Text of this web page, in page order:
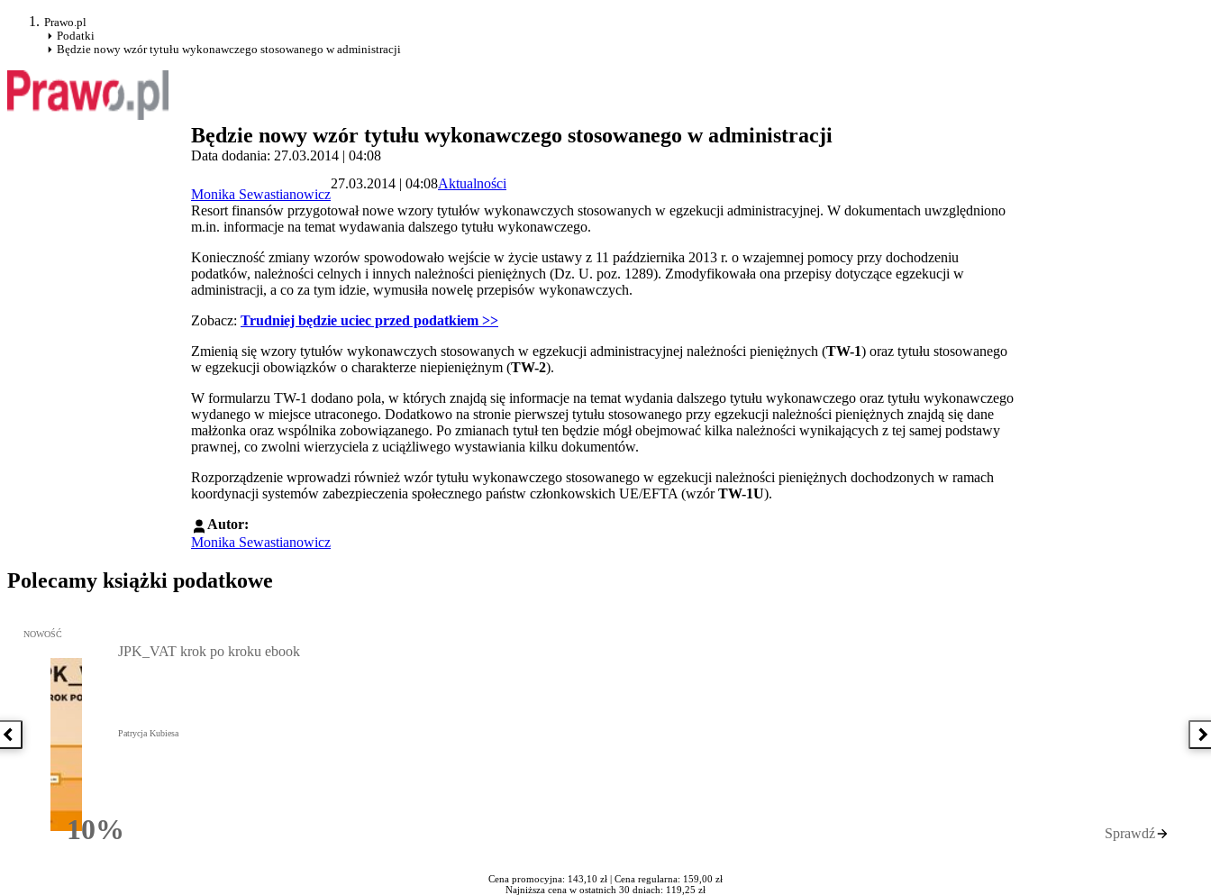
Prawo.pl
Podatki
Będzie nowy wzór tytułu wykonawczego stosowanego w administracji
Będzie nowy wzór tytułu wykonawczego stosowanego w administracji
Data dodania: 27.03.2014 | 04:08
Monika Sewastianowicz
27.03.2014 | 04:08Aktualności
Resort finansów przygotował nowe wzory tytułów wykonawczych stosowanych w egzekucji administracyjnej. W dokumentach uwzględniono
m.in. informacje na temat wydawania dalszego tytułu wykonawczego.
Konieczność zmiany wzorów spowodowało wejście w życie ustawy z 11 października 2013 r. o wzajemnej pomocy przy dochodzeniu
podatków, należności celnych i innych należności pieniężnych (Dz. U. poz. 1289). Zmodyfikowała ona przepisy dotyczące egzekucji w
administracji, a co za tym idzie, wymusiła nowelę przepisów wykonawczych.
Zobacz: Trudniej będzie uciec przed podatkiem >>
Zmienią się wzory tytułów wykonawczych stosowanych w egzekucji administracyjnej należności pieniężnych (TW-1) oraz tytułu stosowanego
w egzekucji obowiązków o charakterze niepieniężnym (TW-2).
W formularzu TW-1 dodano pola, w których znajdą się informacje na temat wydania dalszego tytułu wykonawczego oraz tytułu wykonawczego
wydanego w miejsce utraconego. Dodatkowo na stronie pierwszej tytułu stosowanego przy egzekucji należności pieniężnych znajdą się dane
małżonka oraz wspólnika zobowiązanego. Po zmianach tytuł ten będzie mógł obejmować kilka należności wynikających z tej samej podstawy
prawnej, co zwolni wierzyciela z uciążliwego wystawiania kilku dokumentów.
Rozporządzenie wprowadzi również wzór tytułu wykonawczego stosowanego w egzekucji należności pieniężnych dochodzonych w ramach
koordynacji systemów zabezpieczenia społecznego państw członkowskich UE/EFTA (wzórTW-1U).
Autor:
Monika Sewastianowicz
Polecamy książki podatkowe
Poprzednia książka
Przejdź do: JPK_VAT krok po kroku ebook, Patrycja Kubiesa - otwiera się w nowym oknie
NOWOŚĆ
10%Rabatu
JPK_VAT krok po kroku ebook
Patrycja Kubiesa
Sprawdź
Cena promocyjna: 143,10 zł | Cena regularna: 159,00 zł
Najniższa cena w ostatnich 30 dniach: 119,25 zł